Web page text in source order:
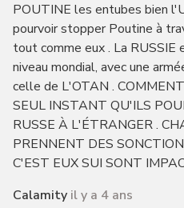
POUTINE les entubes bien
pourvoir stopper Poutine à
tout comme eux . La RUSSIE
niveau mondial, avec une
celle de L'OTAN .
SEUL INSTANT QU'ILS
RUSSE À L'ÉTRANGER .
PRENNENT DES
C'EST EUX SUI SONT
Calamity il y a 4 ans